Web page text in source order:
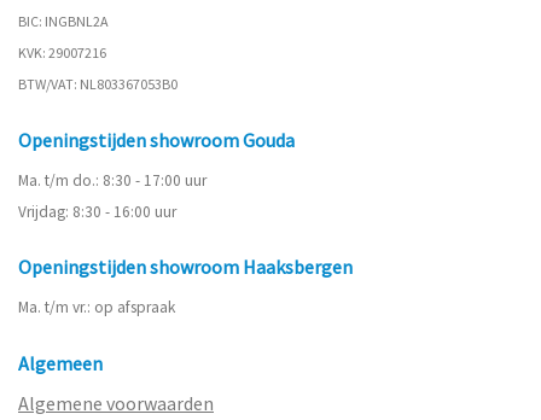
BIC: INGBNL2A
KVK: 29007216
BTW/VAT: NL803367053B0
Openingstijden showroom Gouda
Ma. t/m do.: 8:30 - 17:00 uur
Vrijdag: 8:30 - 16:00 uur
Openingstijden showroom Haaksbergen
Ma. t/m vr.: op afspraak
Algemeen
Algemene voorwaarden